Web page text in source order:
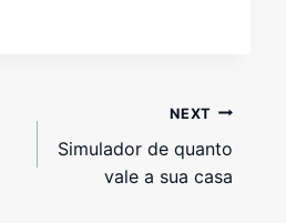
NEXT
Simulador de quanto
vale a sua casa